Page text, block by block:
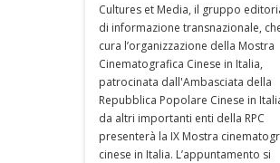
Cultures et Media, il gruppo
di informazione transnazionale,
cura l’organizzazione della Mostra
Cinematografica Cinese in Italia,
patrocinata dall'Ambasciata della
Repubblica Popolare Cinese in
da altri importanti enti della RPC
presenterà la IX Mostra
cinese in Italia. L’appuntamento si